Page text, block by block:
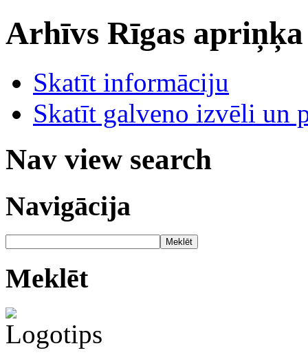
Arhīvs Rīgas
Skatīt informāciju
Skatīt galveno izvēli un
Nav view search
Navigācija
Meklēt
Meklēt